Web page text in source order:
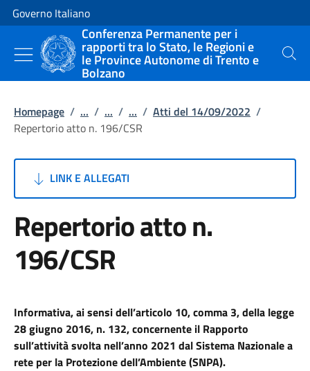
Vai al contenuto
Vai alla navigazione del sito
Governo Italiano
Conferenza Permanente per i
rapporti tra lo Stato, le Regioni e
le Province Autonome di Trento e
Bolzano
Cerca
Homepage / ... / ... / ... / Atti del 14/09/2022 /
Repertorio atto n. 196/CSR
LINK E ALLEGATI
Repertorio atto n.
196/CSR
Informativa, ai sensi dell’articolo 10, comma 3, della legge
28 giugno 2016, n. 132, concernente il Rapporto
sull’attività svolta nell’anno 2021 dal Sistema Nazionale a
rete per la Protezione dell’Ambiente (SNPA).